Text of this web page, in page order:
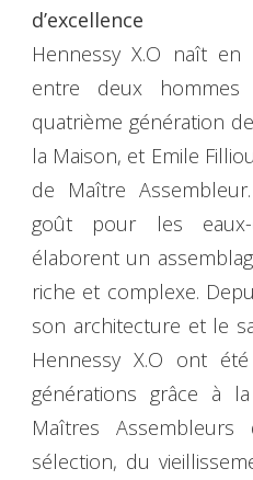
d’excellence
Hennessy X.O naît
entre deux hommes
quatrième génération
la Maison, et Emile
de Maître
goût pour les eaux-
élaborent un
riche et complexe.
son architecture et le
Hennessy X.O ont
générations grâce à
Maîtres
sélection, du